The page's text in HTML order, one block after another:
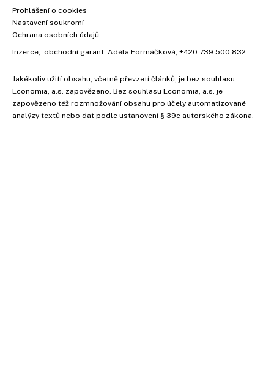
Prohlášení o cookies
Nastavení soukromí
Ochrana osobních údajů
Inzerce, obchodní garant: Adéla Formáčková, +420 739 500 832
Jakékoliv užití obsahu, včetně převzetí článků, je bez souhlasu
Economia, a.s. zapovězeno. Bez souhlasu Economia, a.s. je
zapovězeno též rozmnožování obsahu pro účely automatizované
analýzy textů nebo dat podle ustanovení § 39c autorského zákona.